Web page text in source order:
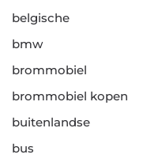
belgische
bmw
brommobiel
brommobiel kopen
buitenlandse
bus